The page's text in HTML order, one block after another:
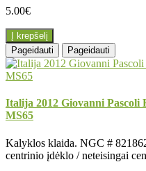
5.00€
Į krepšelį
Pageidauti
Pageidauti
Italija 2012 Giovanni
MS65
Kalyklos klaida. NGC #
centrinio įdėklo / neteisingai